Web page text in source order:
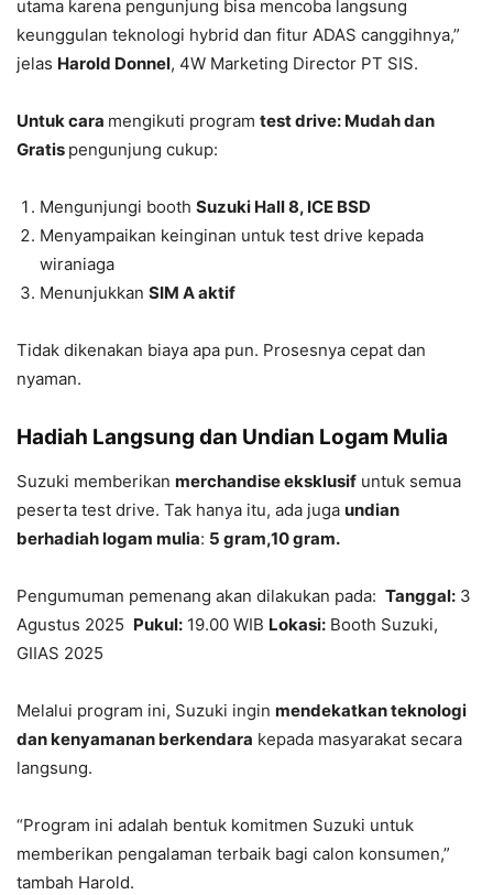
utama karena pengunjung bisa mencoba langsung
keunggulan teknologi hybrid dan fitur ADAS canggihnya,”
jelas Harold Donnel, 4W Marketing Director PT SIS.
Untuk cara mengikuti program test drive: Mudah dan
Gratis pengunjung cukup:
Mengunjungi booth Suzuki Hall 8, ICE BSD
Menyampaikan keinginan untuk test drive kepada
wiraniaga
Menunjukkan SIM A aktif
Tidak dikenakan biaya apa pun. Prosesnya cepat dan
nyaman.
Hadiah Langsung dan Undian Logam Mulia
Suzuki memberikan merchandise eksklusif untuk semua
peserta test drive. Tak hanya itu, ada juga undian
berhadiah logam mulia: 5 gram,10 gram.
Pengumuman pemenang akan dilakukan pada: Tanggal: 3
Agustus 2025 Pukul: 19.00 WIB Lokasi: Booth Suzuki,
GIIAS 2025
Melalui program ini, Suzuki ingin mendekatkan teknologi
dan kenyamanan berkendara kepada masyarakat secara
langsung.
“Program ini adalah bentuk komitmen Suzuki untuk
memberikan pengalaman terbaik bagi calon konsumen,”
tambah Harold.